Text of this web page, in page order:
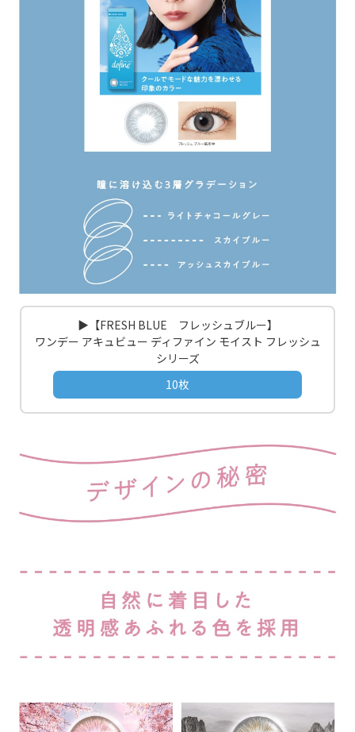
▶【FRESH BLUE フレッシュブルー】
ワンデー アキュビュー ディファイン モイスト フレッシュ
シリーズ
10枚